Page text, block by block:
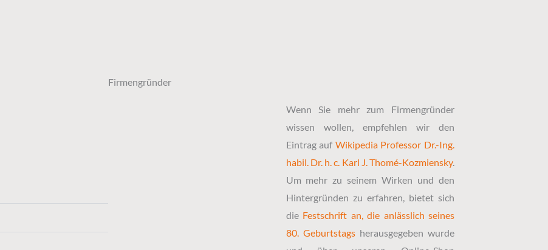
Firmengründer
Wenn Sie mehr zum Firmengründer
wissen wollen, empfehlen wir den
Eintrag auf Wikipedia Professor Dr.-Ing.
habil. Dr. h. c. Karl J. Thomé-Kozmiensky.
Um mehr zu seinem Wirken und den
Hintergründen zu erfahren, bietet sich
die Festschrift an, die anlässlich seines
80. Geburtstagsherausgegeben wurde